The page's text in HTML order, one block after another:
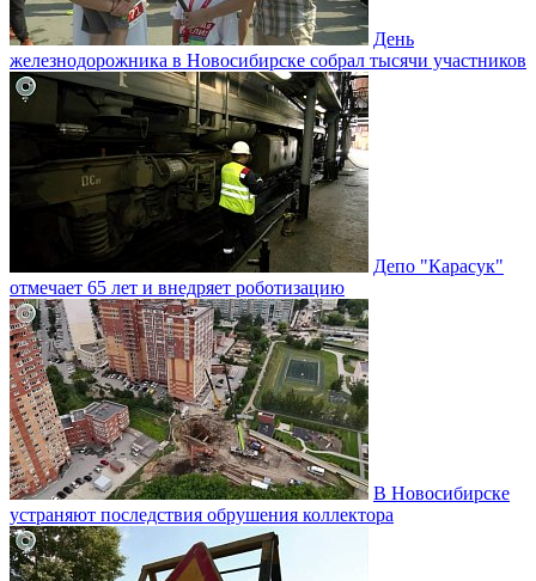
День
железнодорожника в Новосибирске собрал тысячи участников
Депо "Карасук"
отмечает 65 лет и внедряет роботизацию
В Новосибирске
устраняют последствия обрушения коллектора